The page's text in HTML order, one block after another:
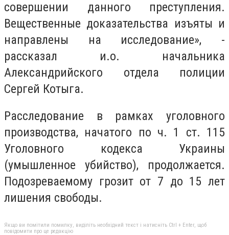
совершении данного преступления.
Вещественные доказательства изъяты и
направлены на исследование», -
рассказал и.о. начальника
Александрийского отдела полиции
Сергей Котыга.
Расследование в рамках уголовного
производства, начатого по ч. 1 ст. 115
Уголовного кодекса Украины
(умышленное убийство), продолжается.
Подозреваемому грозит от 7 до 15 лет
лишения свободы.
Якщо ви помітили помилку, виділіть необхідний текст і натисніть Ctrl + Enter, щоб
повідомити про це редакцію